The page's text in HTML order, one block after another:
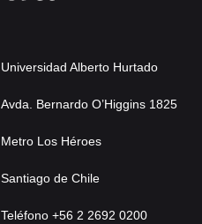
Universidad Alberto Hurtado
Avda. Bernardo O’Higgins 1825
Metro Los Héroes
Santiago de Chile
Teléfono +56 2 2692 0200